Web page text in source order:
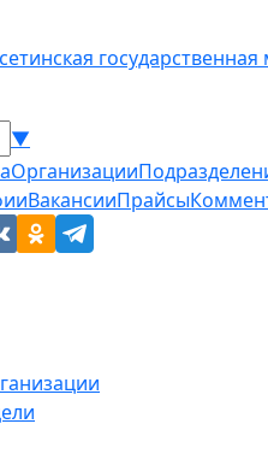
▼
Организации
ВакансииПрайсы